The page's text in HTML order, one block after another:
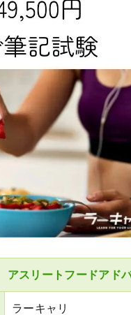
アスリートフードアド
ラーキャリ